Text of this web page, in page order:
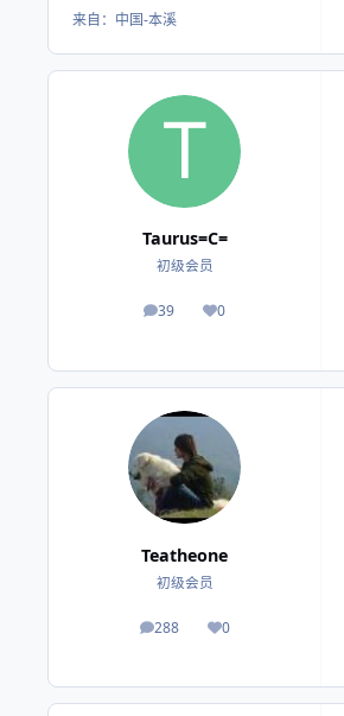
来自： 中国-本溪
Taurus=C=
初级会员
39
帖子 0
荣誉积分
Teatheone
初级会员
288
帖子 0
荣誉积分